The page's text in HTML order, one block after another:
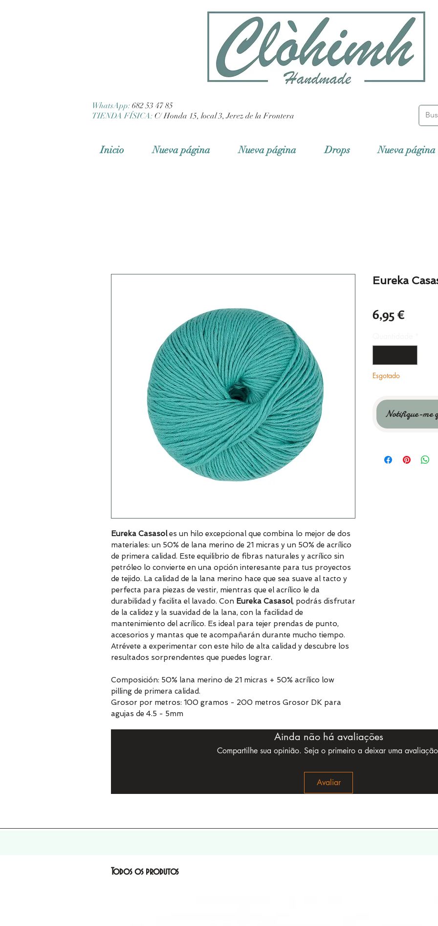
WhatsApp: 682 53 47 85
TIENDA FÍSICA: C/ Honda 15, local 3, Jerez de la Frontera
Inicio Nueva página Nueva página Drops Nueva página
Eureka Casasoles un hilo excepcional que combina lo mejor de dos
materiales: un 50% de lana merino de 21 micras y un 50% de acrílico
de primera calidad. Este equilibrio de fibras naturales y acrílico sin
petróleo lo convierte en una opción interesante para tus proyectos
de tejido. La calidad de la lana merino hace que sea suave al tacto y
perfecta para piezas de vestir, mientras que el acrílico le da
durabilidad y facilita el lavado. Con Eureka Casasol, podrás disfrutar
de la calidez y la suavidad de la lana, con la facilidad de
mantenimiento del acrílico. Es ideal para tejer prendas de punto,
accesorios y mantas que te acompañarán durante mucho tiempo.
Atrévete a experimentar con este hilo de alta calidad y descubre los
resultados sorprendentes que puedes lograr.
Composición: 50% lana merino de 21 micras + 50% acrílico low
pilling de primera calidad.
Grosor por metros: 100 gramos - 200 metros Grosor DK para
agujas de 4.5 - 5mm
Eureka
6,95 €
Esgotado
Notifique-me
Ainda não há avaliações
Compartilhe sua opinião. Seja o primeiro a deixar uma
Avaliar
Todos os produtos